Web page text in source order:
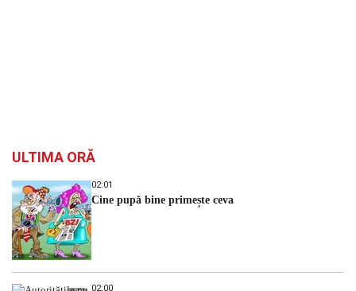
ULTIMA ORĂ
02:01
Cine pupă bine primește ceva
02:00